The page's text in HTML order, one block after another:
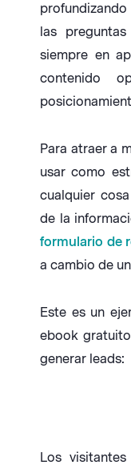
las
siempre en
contenido
Para atraer a
usar como
cualquier
de la
formulario de
a cambio de
Este es un
ebook
generar leads:
Los